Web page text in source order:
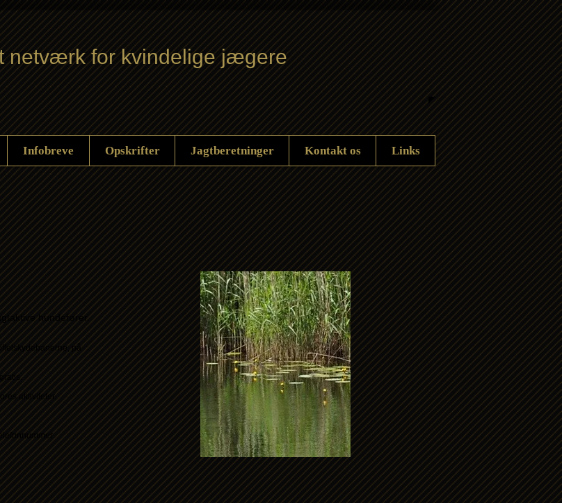
netværk for kvindelige jægere
Infobreve Opskrifter Jagtberetninger Kontakt os Links
hundefører.
på
aktiviteter.